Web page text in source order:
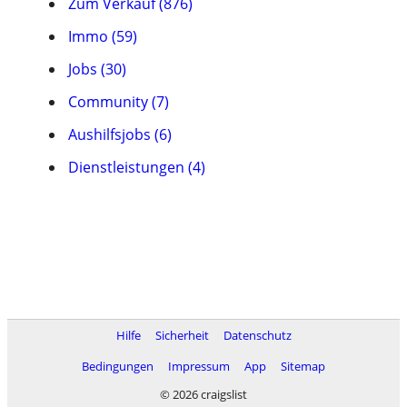
Immo (59)
Jobs (30)
Community (7)
Aushilfsjobs (6)
Dienstleistungen (4)
Hilfe Sicherheit
Datenschutz
Bedingungen
Impressum App
Sitemap
© 2026 craigslist